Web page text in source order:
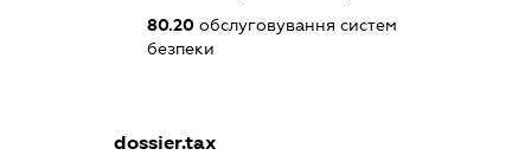
80.20обслуговування систем
безпеки
dossier.tax